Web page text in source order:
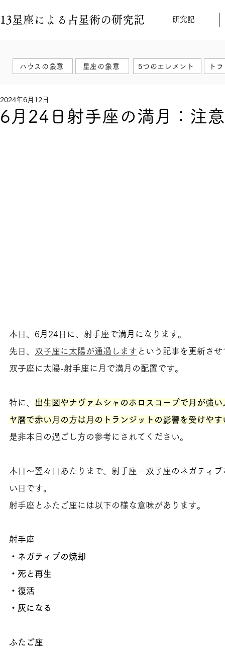
13星座による占星術の研究記 研究記
ハウスの象意 星座の象意 5つのエレメント ト
6月24日射手座の満月：注
2024年6月12日
本日、6月24日に、射手座で満月になります。
先日、
双子座に太陽が通過します という記事を更新さ
双子座に太陽-射手座に月で満月の配置です。
特に、
出生図やナヴァムシャのホロスコープで月が強
ヤ暦で赤い月の方は月のトランジットの影響を受けやす
是非本日の過ごし方の参考にされてください。
本日～翌々日あたりまで、射手座－双子座のネガティ
い日です。
射手座とふたご座には以下の様な意味があります。
射手座
・ネガティブの焼却
・死と再生
・復活
・灰になる
ふたご座